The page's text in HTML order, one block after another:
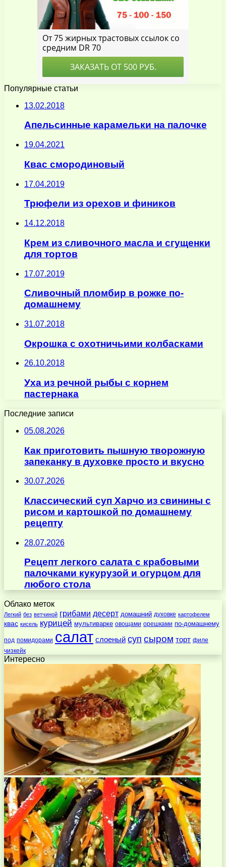
Популярные статьи
13.02.2018
Апельсинные карамельки на палочке
19.04.2021
Квас смородиновый
17.04.2019
Трюфели из орехов и фиников
14.12.2018
Крем из сливочного масла и сгущенки
для тортов
17.07.2019
Сливочный пломбир в рожке по-
домашнему
31.07.2018
Окрошка с охотничьими колбасками
26.10.2018
Уха из речной рыбы с корнем
пастернака
Последние записи
05.08.2026
Как приготовить пышную творожную
запеканку в духовке просто и вкусно
30.07.2026
Классический суп Харчо из свинины с
рисом и картошкой по домашнему
рецепту
28.07.2026
Рецепт легкого салата с крабовыми
палочками кукурузой и огурцом для
любого стола
Облако меток
Легкий без ветчиной грибами десерт домашний духовке картофелем
квас кисель курицей мультиварке овощами орешками по-домашнему
под помидорами салат слоеный суп сыром торт филе
чизкейк
Интересно